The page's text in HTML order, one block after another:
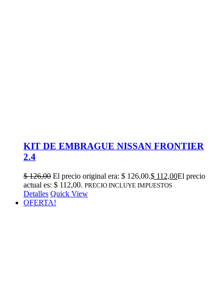
KIT DE EMBRAGUE NISSAN FRONTIER
2.4
$126,00 El precio original era: $ 126,00.$ 112,00El precio
actual es: $ 112,00. PRECIO INCLUYE IMPUESTOS
Detalles Quick View
OFERTA!